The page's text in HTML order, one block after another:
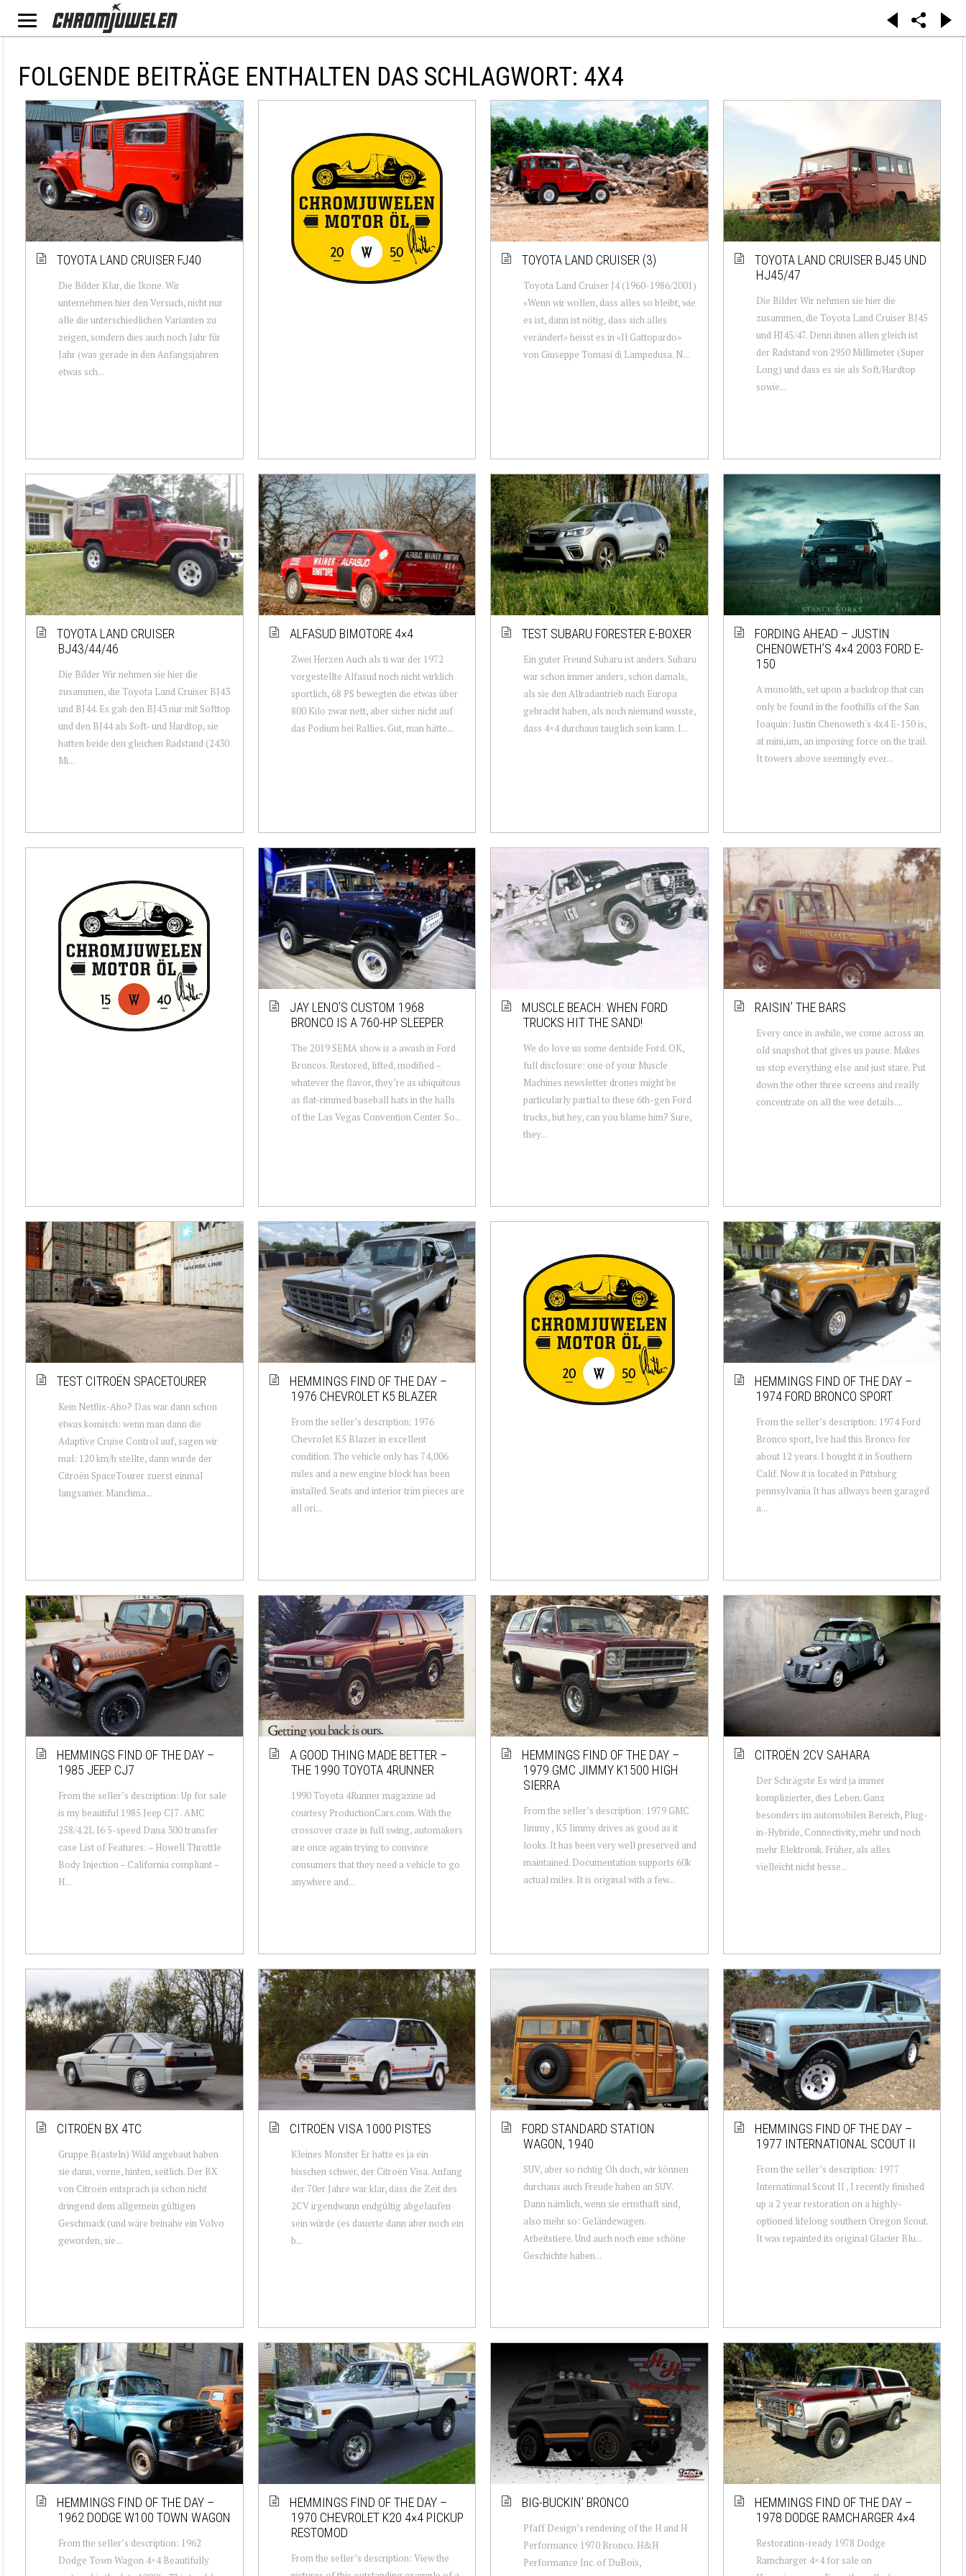
FOLGENDE BEITRÄGE ENTHALTEN DAS SCHLAGWORT: 4X4
TOYOTA LAND CRUISER FJ40
Die Bilder Klar, die Ikone. Wir
unternehmen hier den Versuch, nicht nur
alle die unterschiedlichen Varianten zu
zeigen, sondern dies auch noch Jahr für
Jahr (was gerade in den Anfangsjahren
etwas sch...
TOYOTA LAND CRUISER (3)
Toyota Land Cruiser J4 (1960-1986/2001)
«Wenn wir wollen, dass alles so bleibt, wie
es ist, dann ist nötig, dass sich alles
verändert» heisst es in «Il Gattopardo»
von Giuseppe Tomasi di Lampedusa. N...
TOYOTA LAND CRUISER BJ45 UND
HJ45/47
Die Bilder Wir nehmen sie hier die
zusammen, die Toyota Land Cruiser BJ45
und HJ45/47. Denn ihnen allen gleich ist
der Radstand von 2950 Millimeter (Super
Long) und dass es sie als Soft/Hardtop
sowie...
TOYOTA LAND CRUISER
BJ43/44/46
Die Bilder Wir nehmen sie hier die
zusammen, die Toyota Land Cruiser BJ43
und BJ44. Es gab den BJ43 nur mit Softtop
und den BJ44 als Soft- und Hardtop, sie
hatten beide den gleichen Radstand (2430
Mi...
ALFASUD BIMOTORE 4×4
Zwei Herzen Auch als ti war der 1972
vorgestellte Alfasud noch nicht wirklich
sportlich, 68 PS bewegten die etwas über
800 Kilo zwar nett, aber sicher nicht auf
das Podium bei Rallies. Gut, man hätte...
TEST SUBARU FORESTER E-BOXER
Ein guter Freund Subaru ist anders. Subaru
war schon immer anders, schon damals,
als sie den Allradantrieb nach Europa
gebracht haben, als noch niemand wusste,
dass 4×4 durchaus tauglich sein kann. I...
FORDING AHEAD – JUSTIN
CHENOWETH’S 4×4 2003 FORD E-
150
A monolith, set upon a backdrop that can
only be found in the foothills of the San
Joaquin: Justin Chenoweth's 4x4 E-150 is,
at mini,um, an imposing force on the trail.
It towers above seemingly ever...
JAY LENO’S CUSTOM 1968
BRONCO IS A 760-HP SLEEPER
The 2019 SEMA show is a awash in Ford
Broncos. Restored, lifted, modified –
whatever the flavor, they’re as ubiquitous
as flat-rimmed baseball hats in the halls
of the Las Vegas Convention Center. So...
MUSCLE BEACH: WHEN FORD
TRUCKS HIT THE SAND!
We do love us some dentside Ford. OK,
full disclosure: one of your Muscle
Machines newsletter drones might be
particularly partial to these 6th-gen Ford
trucks, but hey, can you blame him? Sure,
they...
RAISIN’ THE BARS
Every once in awhile, we come across an
old snapshot that gives us pause. Makes
us stop everything else and just stare. Put
down the other three screens and really
concentrate on all the wee details....
TEST CITROËN SPACETOURER
Kein Netflix-Abo? Das war dann schon
etwas komisch: wenn man dann die
Adaptive Cruise Control auf, sagen wir
mal: 120 km/h stellte, dann wurde der
Citroën SpaceTourer zuerst einmal
langsamer. Manchma...
HEMMINGS FIND OF THE DAY –
1976 CHEVROLET K5 BLAZER
From the seller’s description: 1976
Chevrolet K5 Blazer in excellent
condition. The vehicle only has 74,006
miles and a new engine block has been
installed. Seats and interior trim pieces are
all ori...
HEMMINGS FIND OF THE DAY –
1974 FORD BRONCO SPORT
From the seller’s description: 1974 Ford
Bronco sport, Ive had this Bronco for
about 12 years. I bought it in Southern
Calif. Now it is located in Pittsburg
pennsylvania It has allways been garaged
a...
HEMMINGS FIND OF THE DAY –
1985 JEEP CJ7
From the seller’s description: Up for sale
is my beautiful 1985 Jeep CJ7 . AMC
258/4.2L I6 5-speed Dana 300 transfer
case List of Features: – Howell Throttle
Body Injection – California compliant –
H...
A GOOD THING MADE BETTER –
THE 1990 TOYOTA 4RUNNER
1990 Toyota 4Runner magazine ad
courtesy ProductionCars.com. With the
crossover craze in full swing, automakers
are once again trying to convince
consumers that they need a vehicle to go
anywhere and...
HEMMINGS FIND OF THE DAY –
1979 GMC JIMMY K1500 HIGH
SIERRA
From the seller’s description: 1979 GMC
Jimmy , K5 Jimmy drives as good as it
looks. It has been very well preserved and
maintained. Documentation supports 60k
actual miles. It is original with a few...
CITROËN 2CV SAHARA
Der Schrägste Es wird ja immer
komplizierter, dies Leben. Ganz
besonders im automobilen Bereich, Plug-
in-Hybride, Connectivity, mehr und noch
mehr Elektronik. Früher, als alles
vielleicht nicht besse...
CITROËN BX 4TC
Gruppe B(asteln) Wild angebaut haben
sie dann, vorne, hinten, seitlich. Der BX
von Citroën entsprach ja schon nicht
dringend dem allgemein gültigen
Geschmack (und wäre beinahe ein Volvo
geworden, sie...
CITROËN VISA 1000 PISTES
Kleines Monster Er hatte es ja ein
bisschen schwer, der Citroën Visa. Anfang
der 70er Jahre war klar, dass die Zeit des
2CV irgendwann endgültig abgelaufen
sein würde (es dauerte dann aber noch ein
b...
FORD STANDARD STATION
WAGON, 1940
SUV, aber so richtig Oh doch, wir können
durchaus auch Freude haben an SUV.
Dann nämlich, wenn sie ernsthaft sind,
also mehr so: Geländewagen.
Arbeitstiere. Und auch noch eine schöne
Geschichte haben...
HEMMINGS FIND OF THE DAY –
1977 INTERNATIONAL SCOUT II
From the seller’s description: 1977
International Scout II , I recently finished
up a 2 year restoration on a highly-
optioned lifelong southern Oregon Scout.
It was repainted its original Glacier Blu...
HEMMINGS FIND OF THE DAY –
1962 DODGE W100 TOWN WAGON
From the seller’s description: 1962
Dodge Town Wagon 4×4 Beautifully
HEMMINGS FIND OF THE DAY –
1970 CHEVROLET K20 4×4 PICKUP
RESTOMOD
From the seller’s description: View the
BIG-BUCKIN’ BRONCO
Pfaff Design’s rendering of the H and H
Performance 1970 Bronco. H&H
Performance Inc. of DuBois,
HEMMINGS FIND OF THE DAY –
1978 DODGE RAMCHARGER 4×4
Restoration-ready 1978 Dodge
Ramcharger 4×4 for sale on